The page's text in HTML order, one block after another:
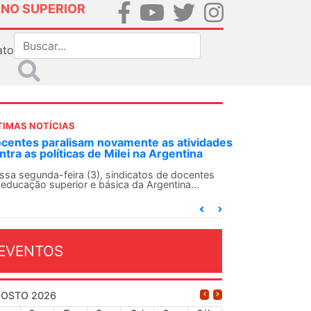
SUPERIOR
NOTÍCIAS
SN convoca docentes para Dia de
Internacionalista com Cuba em
de agosto
SN conclama suas seções sindicais e o
2026